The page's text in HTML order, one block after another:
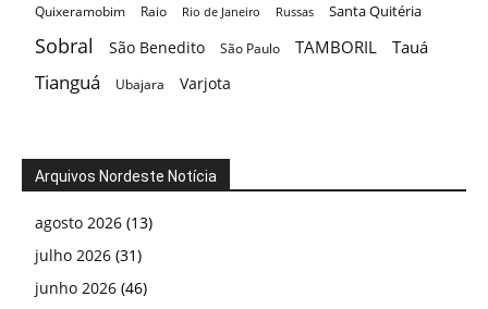
Quixeramobim
Raio Rio de Janeiro Russas Santa Quitéria
Sobral São Benedito São Paulo TAMBORIL Tauá
Tianguá Ubajara Varjota
Arquivos Nordeste Notícia
agosto 2026 (13)
julho 2026 (31)
junho 2026 (46)